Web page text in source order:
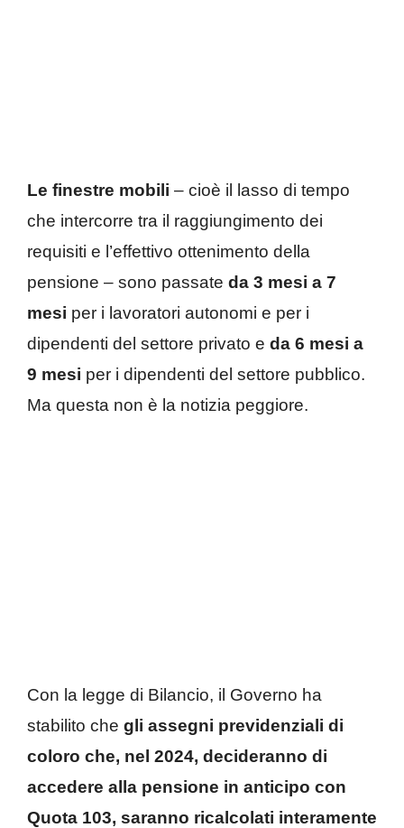
Le finestre mobili – cioè il lasso di tempo
che intercorre tra il raggiungimento dei
requisiti e l’effettivo ottenimento della
pensione – sono passate da 3 mesi a 7
mesi per i lavoratori autonomi e per i
dipendenti del settore privato e da 6 mesi a
9 mesi per i dipendenti del settore pubblico.
Ma questa non è la notizia peggiore.
Con la legge di Bilancio, il Governo ha
stabilito che gli assegni previdenziali di
coloro che, nel 2024, decideranno di
accedere alla pensione in anticipo con
Quota 103, saranno ricalcolati interamente